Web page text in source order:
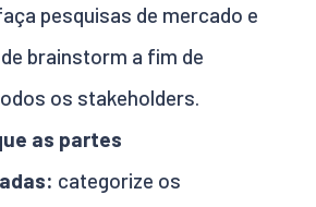
pesquisas de mercado e
brainstorm a fim de
os stakeholders.
as partes
categorize os